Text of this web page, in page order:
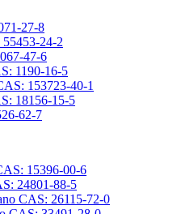
27-8
24-2
47-6
1190-16-5
153723-40-1
18156-15-5
62-7
15396-00-6
24801-88-5
CAS: 26115-72-0